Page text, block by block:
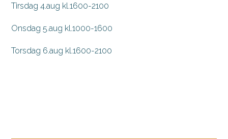
Tirsdag 4.aug kl.1600-2100
Onsdag 5.aug kl.1000-1600
Torsdag 6.aug kl.1600-2100